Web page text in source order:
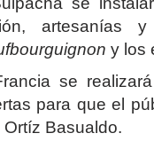
artesanías
y los
se
para que el
Basualdo.